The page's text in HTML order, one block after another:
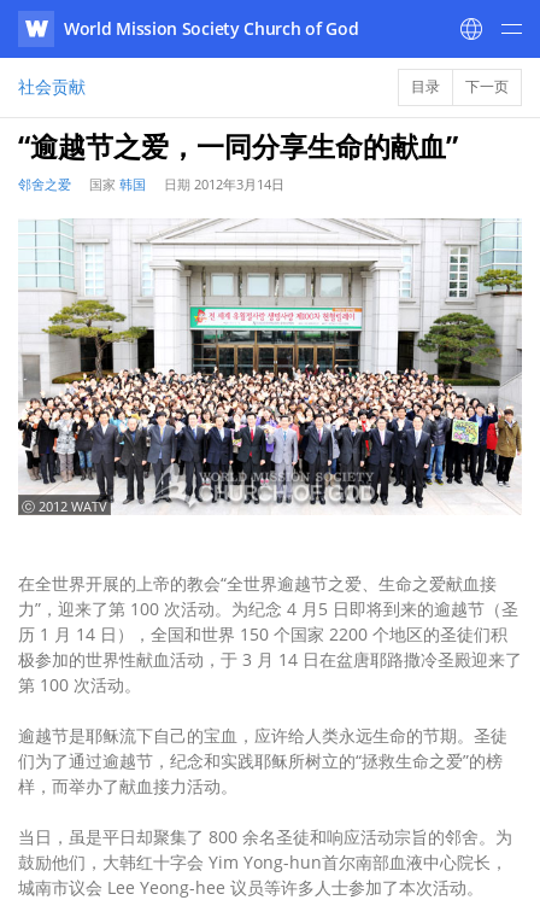
WATV
World Mission Society Church of God
社会贡献 目录 下一页
“逾越节之爱，一同分享生命的献血”
邻舍之爱 国家 韩国 日期 2012年3月14日
ⓒ 2012 WATV
在全世界开展的上帝的教会“全世界逾越节之爱、生命之爱献血接
力”，迎来了第 100 次活动。为纪念 4 月5 日即将到来的逾越节（圣
历 1 月 14 日），全国和世界 150 个国家 2200 个地区的圣徒们积
极参加的世界性献血活动，于 3 月 14 日在盆唐耶路撒冷圣殿迎来了
第 100 次活动。
逾越节是耶稣流下自己的宝血，应许给人类永远生命的节期。圣徒
们为了通过逾越节，纪念和实践耶稣所树立的“拯救生命之爱”的榜
样，而举办了献血接力活动。
当日，虽是平日却聚集了 800 余名圣徒和响应活动宗旨的邻舍。为
鼓励他们，大韩红十字会 Yim Yong-hun首尔南部血液中心院长，
城南市议会 Lee Yeong-hee 议员等许多人士参加了本次活动。